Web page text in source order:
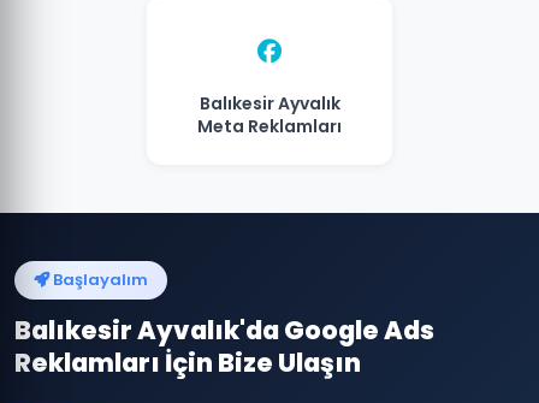
Balıkesir Ayvalık
Meta Reklamları
Başlayalım
Balıkesir Ayvalık'da Google Ads
Reklamları İçin Bize Ulaşın